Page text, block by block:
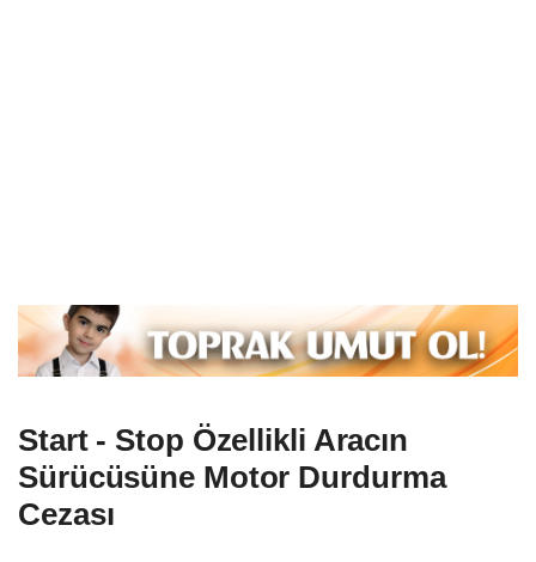
Start - Stop Özellikli Aracın
Sürücüsüne Motor Durdurma
Cezası